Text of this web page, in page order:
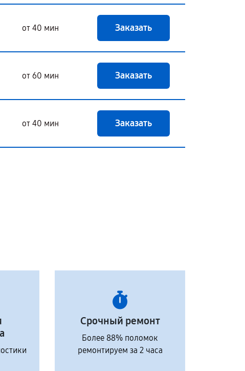
от 40 мин Заказать
от 60 мин Заказать
от 40 мин Заказать
Срочный ремонт
Более 88% поломок
ремонтируем за 2 часа